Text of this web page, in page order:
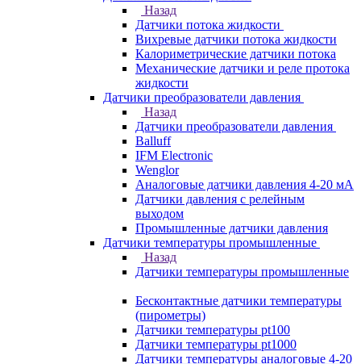
Назад
Датчики потока жидкости
Вихревые датчики потока жидкости
Калориметрические датчики потока
Механические датчики и реле протока
жидкости
Датчики преобразователи давления
Назад
Датчики преобразователи давления
Balluff
IFM Electronic
Wenglor
Аналоговые датчики давления 4-20 мА
Датчики давления с релейным
выходом
Промышленные датчики давления
Датчики температуры промышленные
Назад
Датчики температуры промышленные
Бесконтактные датчики температуры
(пирометры)
Датчики температуры pt100
Датчики температуры pt1000
Датчики температуры аналоговые 4-20